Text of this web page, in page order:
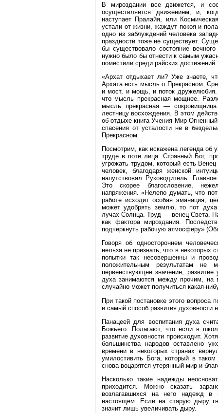
В мироздании все движется, и
осуществляется движением, и,
наступает Пралайя, или
устали от жизни, жаждут покоя и
одно из заблуждений человека
праздности тоже не существует.
бы существовало состояние
нужно было бы отнести к самым
поместили среди райских достижений.
«Архат отдыхает ли? Уже знаете,
Архата есть мысль о Прекрасном.
и мост, и мощь, и поток
что мысль прекрасная мощнее.
мысль прекрасная —
лестницу восхождения. В этом
об отдыхе книга Учения Мир
спасения от усталости не в
Прекрасном.
Посмотрим, как искажена легенда об
труде в поте лица. Странный Бог,
угрожать трудом, который есть
человек, благодаря женской
напутствовал Руководитель.
Это скорее благословение,
напряжения. «Нелепо думать, что
работе исходит особая эманация,
может удобрять землю, то пот духа
лучах Солнца. Труд — венец Света.
как фактора мироздания.
подчеркнуть рабочую атмосферу»
Говоря об одностороннем
нельзя не признать, что в некоторых
попытки так несовершенны и
положительным результатам не
первенствующее значение,
духа занимаются между прочим, на
случайно может получиться
При такой постановке этого вопроса
и самый способ развития духовности
Панацеей для воспитания духа
Божьего. Полагают, что если в
развитие духовности происходит.
большинства народов оставлено
времени в некоторых странах
умилостивить Бога, который в
снова воцарятся утерянный мир и
Насколько такие надежды
приходится. Можно сказать
возлагавшихся на него надежд
настоящем. Если на старую дыру
значит лишь увеличивать дыру.